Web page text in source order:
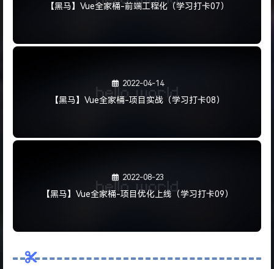
【黑马】Vue全家桶-前端工程化（学习打卡07）
2022-04-14
【黑马】Vue全家桶-项目实战（学习打卡08）
2022-08-23
【黑马】Vue全家桶-项目优化上线（学习打卡09）